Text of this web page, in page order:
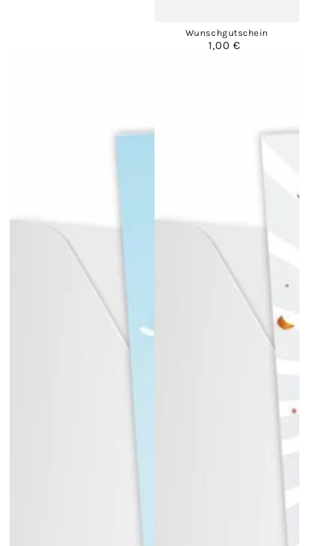
Wunschgutschein
Regulärer
1,00 €